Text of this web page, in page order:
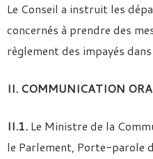
Le Conseil a instruit les
concernés à prendre des
règlement des impayés
II. COMMUNICATION
II.1. Le Ministre de la
le Parlement, Porte-parole